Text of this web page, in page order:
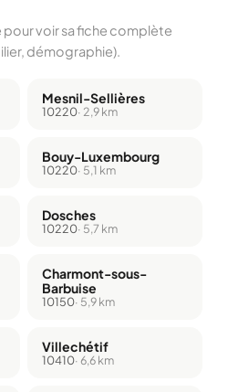
pour voir sa fiche complète
démographie).
Mesnil-Sellières
10220· 2,9 km
Bouy-Luxembourg
10220· 5,1 km
Dosches
10220· 5,7 km
Charmont-sous-
Barbuise
10150· 5,9 km
Villechétif
10410· 6,6 km